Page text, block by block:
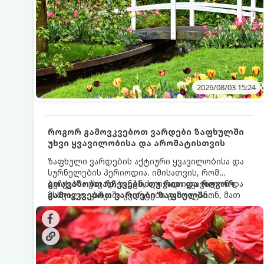
2026/08/03 15:24
როგორ გამოვკვებოთ ვარდები ზაფხულში
უხვი ყვავილობისა და არომატისთვის
ზაფხული ვარდების აქტიური ყვავილობისა და
სურნელების პერიოდია. იმისათვის, რომ
ბუჩქებმა უხვად, ხანგრძლივად იყვავილონ და
მსხვილი, კაშკაშა კვირტები გამოიტანონ, მათ
რეგულარული და სწორი გამოკვება
სჭირდებათ. ზაფხულის პერიოდში მცენარის
მოთხოვნილებები იცვლება, ამიტომ
მნიშვნელოვანია ვიცოდეთ, რომელი სასუქები
გამოიყენება ამ დროს.
გთავაზობთ რჩევებს, თუ რით და როგორ
გამოვკვებოთ ვარდები ზაფხულში
საუკეთესო შედეგის მისაღწევად: